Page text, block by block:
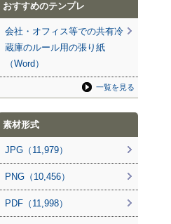
おすすめのテンプレ
会社・オフィス等での共有冷
蔵庫のルール用の張り紙
（Word）
一覧を見る
素材形式
JPG（11,979）
PNG（10,456）
PDF（11,998）